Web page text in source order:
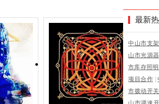
最新
中山市支架
山市光源器
市库存照
项目合作
市拨动开关